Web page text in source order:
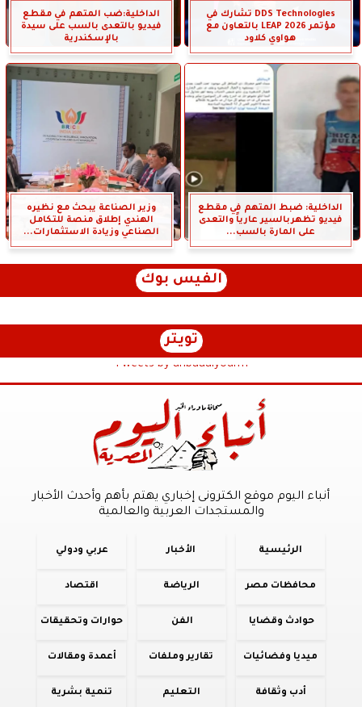
DDS Technologies تشارك في
مؤتمر LEAP 2026 بالتعاون مع
هواوي كلاود
الداخلية:ضب المتهم في مقطع
فيديو بالتعدى بالسب على سيدة
بالإسكندرية
الداخلية: ضبط المتهم في مقطع
فيديو تظهربالسير عارياً والتعدى
على المارة بالسب...
وزير الصناعة يبحث مع نظيره
الهندي إطلاق منصة للتكامل
الصناعي وزيادة الاستثمارات...
الفيس بوك
تويتر
Tweets by anbaaalyoum1
أنباء اليوم موقع الكترونى إخباري يهتم بأهم وأحدث الأخبار
والمستجدات العربية والعالمية
الرئيسية الأخبار عربي ودولي
محافظات مصر الرياضة اقتصاد
حوادث وقضايا الفن حوارات وتحقيقات
ميديا وفضائيات تقارير وملفات أعمدة ومقالات
أدب وثقافة التعليم تنمية بشرية